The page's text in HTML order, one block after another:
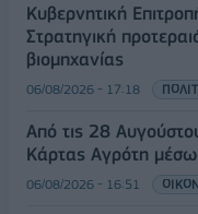
Κυβερνητική
Στρατηγική
βιομηχανίας
06/08/2026 - 17:18
Από τις 28
Κάρτας Αγρότη
06/08/2026 - 16:51